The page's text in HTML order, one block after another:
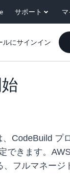
サポート
ルにサインイン
CodeBuild プ
できます。
フルマネージ